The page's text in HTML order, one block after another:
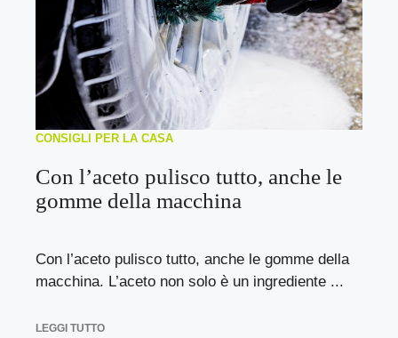
CONSIGLI PER LA CASA
Con l’aceto pulisco tutto, anche le
gomme della macchina
Con l’aceto pulisco tutto, anche le gomme della
macchina. L’aceto non solo è un ingrediente ...
LEGGI TUTTO